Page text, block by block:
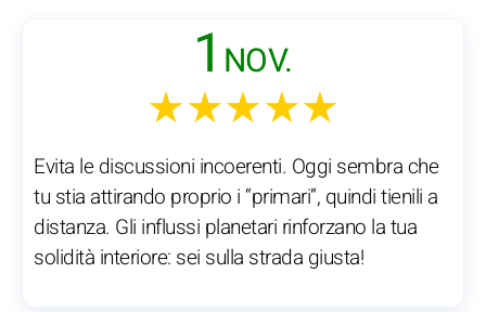
1 NOV.
★★★★★
Evita le discussioni incoerenti. Oggi sembra che
tu stia attirando proprio i “primari”, quindi tienili a
distanza. Gli influssi planetari rinforzano la tua
solidità interiore: sei sulla strada giusta!